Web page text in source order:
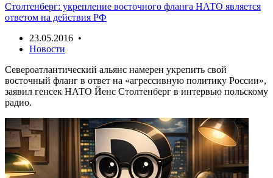
Столтенберг: укрепление восточного фланга НАТО является
ответом на действия РФ
23.05.2016 •
Новости
Североатлантический альянс намерен укрепить свой
восточный фланг в ответ на «агрессивную политику России»,
заявил генсек НАТО Йенс Столтенберг в интервью польскому
радио.